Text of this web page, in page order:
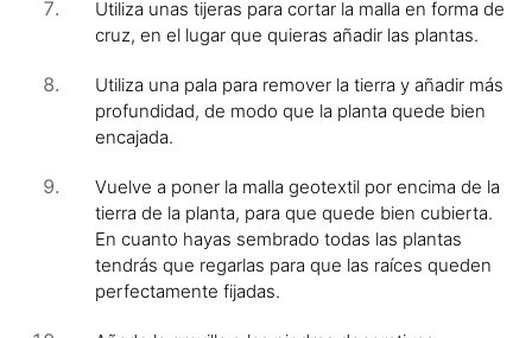
Utiliza unas tijeras para cortar la malla en forma de
cruz, en el lugar que quieras añadir las plantas.
Utiliza una pala para remover la tierra y añadir más
profundidad, de modo que la planta quede bien
encajada.
Vuelve a poner la malla geotextil por encima de la
tierra de la planta, para que quede bien cubierta.
En cuanto hayas sembrado todas las plantas
tendrás que regarlas para que las raíces queden
perfectamente fijadas.